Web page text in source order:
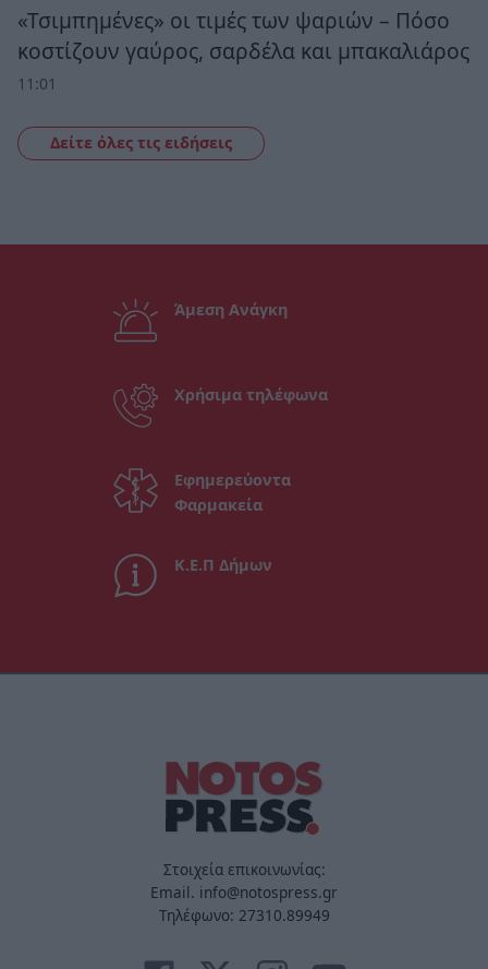
«Τσιμπημένες» οι τιμές των ψαριών – Πόσο
κοστίζουν γαύρος, σαρδέλα και μπακαλιάρος
11:01
Δείτε όλες τις ειδήσεις
Άμεση Ανάγκη
Χρήσιμα τηλέφωνα
Εφημερεύοντα
Φαρμακεία
Κ.Ε.Π Δήμων
Στοιχεία επικοινωνίας:
Email. info@notospress.gr
Τηλέφωνο: 27310.89949